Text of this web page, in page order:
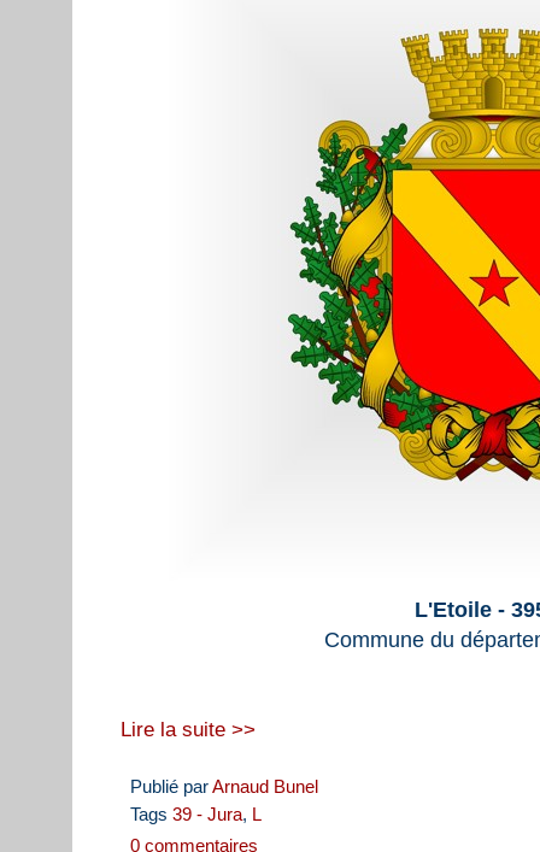
L'Etoile -
Commune du
Lire la suite >>
Publié parArnaud Bunel
Tags 39 - Jura, L
0 commentaires